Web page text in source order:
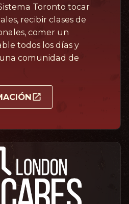
Toronto tocar
recibir clases de
comer un
todos los días y
comunidad de